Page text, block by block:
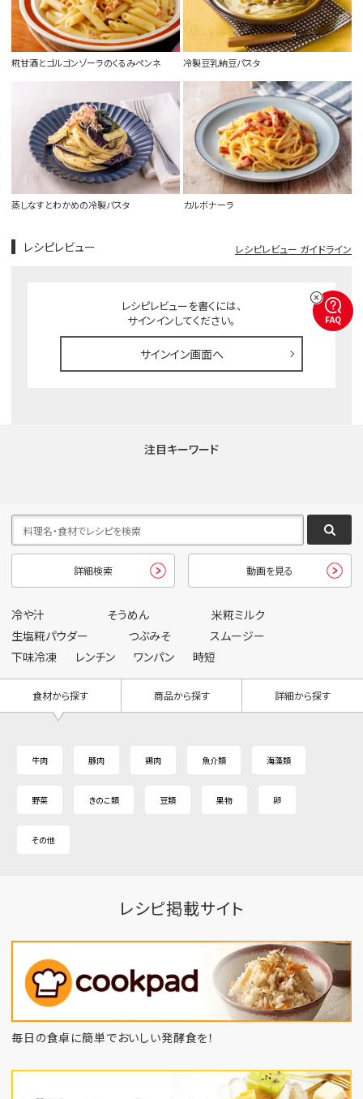
糀甘酒とゴルゴンゾーラのくるみペンネ 冷製豆乳納豆パスタ
蒸しなすとわかめの冷製パスタ カルボナーラ
レシピレビュー レシピレビュー ガイドライン
レシピレビューを書くには、
サインインしてください。
サインイン画面へ
注目キーワード
詳細検索 動画を見る
冷や汁 そうめん
米糀ミルク
生塩糀パウダー
つぶみそ
スムージー
下味冷凍
レンチン ワンパン 時短
食材から探す 商品から探す 詳細から探す
牛肉 豚肉 鶏肉 魚介類 海藻類
野菜 きのこ類 豆類 果物 卵
その他
レシピ掲載サイト
毎日の食卓に簡単でおいしい発酵食を！
FAQ